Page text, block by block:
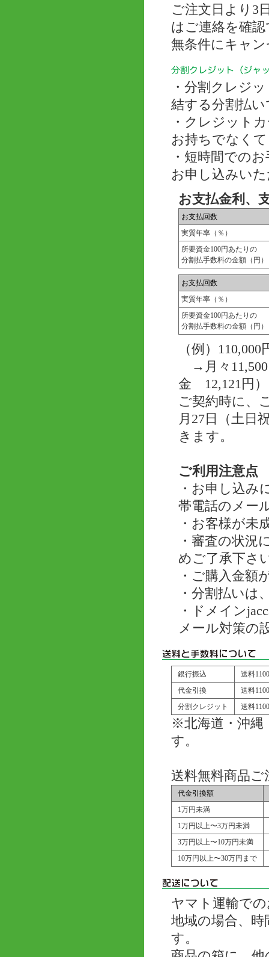
ご注文日より3
はご連絡を確
無条件にキャ
・分割クレジ
結する分割払い
・クレジット
お持ちでなく
・短時間での
お申し込みい
お支払金利、
お支払回数
実質年率（％）
所要資金100円あたりの
分割払手数料の金額（円）
お支払回数
実質年率（％）
所要資金100円あたりの
分割払手数料の金額（円）
（例）
→月々11,500
金 12,121円）
ご契約時に、
月27日（土日
きます。
ご利用注意点
・お申し込み
帯電話のメー
・お客様が未
・審査の状況
めご了承下さ
・ご購入金額
・分割払いは
・ドメイン
メール対策の
銀行振込
送料
代金引換
送料
分割クレジット
送料
※北海道・沖縄
す。
送料無料商品ご
代金引換額
1万円未満
1万円以上〜3万円未満
3万円以上〜10万円未満
10万円以上〜30万円まで
ヤマト運輸で
地域の場合、
す。